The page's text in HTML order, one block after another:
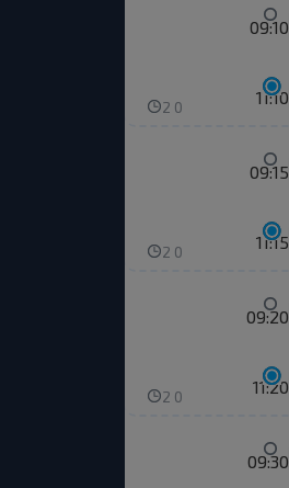
09:10
2 0 11:10
09:15
2 0 11:15
09:20
2 0 11:20
09:30